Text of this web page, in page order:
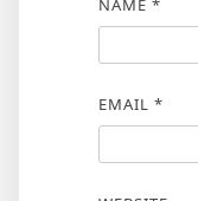
NAME *
EMAIL *